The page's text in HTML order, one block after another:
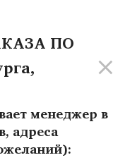
ПО
менеджер в
адреса